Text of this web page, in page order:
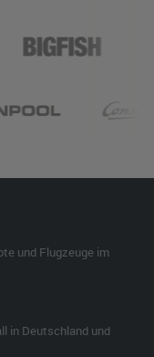
und Flugzeuge im
in Deutschland und